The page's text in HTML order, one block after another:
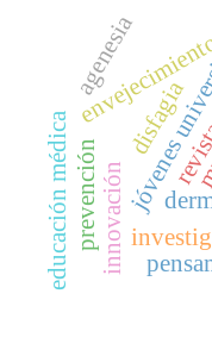
innovación
educación médicaprevención
agenesia
disfagia